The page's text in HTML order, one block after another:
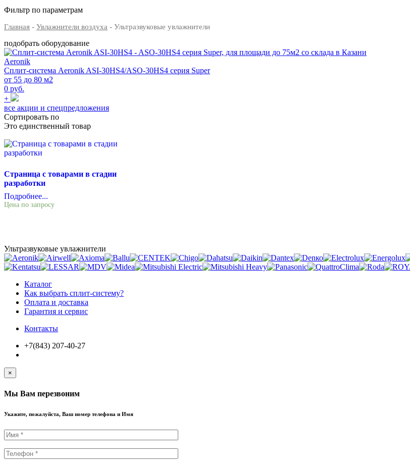
Фильтр по параметрам
Главная - Увлажнители воздуха - Ультразвуковые увлажнители
подобрать оборудование
Aeronik
Сплит-система Aeronik ASI-30HS4/ASO-30HS4 серия Super
от 55 до 80 м2
0 руб.
+
все акции и спецпредложения
Сортировать по
Это единственный товар
Страница с товарами в стадии
разработки
Подробнее...
Цена по запросу
Ультразвуковые увлажнители
Каталог
Как выбрать сплит-систему?
Оплата и доставка
Гарантия и сервис
Контакты
+7(843) 207-40-27
×
Мы Вам перезвоним
Укажите, пожалуйста, Ваш номер телефона и Имя